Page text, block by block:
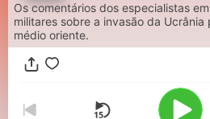
Os comentários dos especialistas
militares sobre a invasão da Ucrânia
médio oriente.